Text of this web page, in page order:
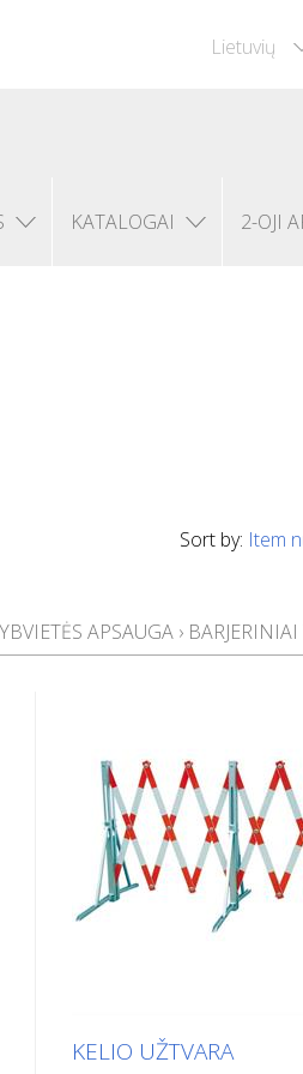
Lietuvių
KATALOGAI 2-OJI
Sort by: Item
APSAUGA ›
KELIO UŽTVARA